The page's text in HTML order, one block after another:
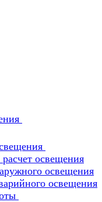
освещения
освещения
освещения